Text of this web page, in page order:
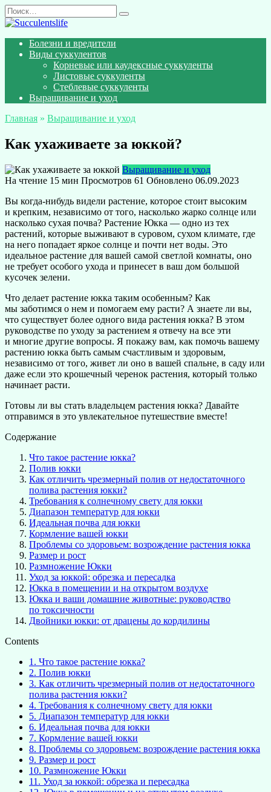
Перейти
к
Search
for:
Болезни и вредители
Виды суккулентов
Корневые или каудексные суккуленты
Листовые суккуленты
Стеблевые суккуленты
Выращивание и уход
Главная » Выращивание и уход
Как ухаживаете за юккой?
Выращивание и уход
На чтение 15 мин Просмотров 61 Обновлено 06.09.2023
Вы когда-нибудь видели растение, которое стоит высоким
и крепким, независимо от того, насколько жарко солнце или
насколько сухая почва? Растение Юкка — одно из тех
растений, которые выживают в суровом, сухом климате, где
на него попадает яркое солнце и почти нет воды. Это
идеальное растение для вашей самой светлой комнаты, оно
не требует особого ухода и принесет в ваш дом большой
кусочек зелени.
Что делает растение юкка таким особенным? Как
мы заботимся о нем и помогаем ему расти? А знаете ли вы,
что существует более одного вида растения юкка? В этом
руководстве по уходу за растением я отвечу на все эти
и многие другие вопросы. Я покажу вам, как помочь вашему
растению юкка быть самым счастливым и здоровым,
независимо от того, живет ли оно в вашей спальне, в саду или
даже если это крошечный черенок растения, который только
начинает расти.
Готовы ли вы стать владельцем растения юкка? Давайте
отправимся в это увлекательное путешествие вместе!
Содержание
Что такое растение юкка?
Полив юкки
Как отличить чрезмерный полив от недостаточного
полива растения юкки?
Требования к солнечному свету для юкки
Диапазон температур для юкки
Идеальная почва для юкки
Кормление вашей юкки
Проблемы со здоровьем: возрождение растения юкка
Размер и рост
Размножение Юкки
Уход за юккой: обрезка и пересадка
Юкка в помещении и на открытом воздухе
Юкка и ваши домашние животные: руководство
по токсичности
Двойники юкки: от драцены до кордилины
Contents
1. Что такое растение юкка?
2. Полив юкки
3. Как отличить чрезмерный полив от недостаточного
полива растения юкки?
4. Требования к солнечному свету для юкки
5. Диапазон температур для юкки
6. Идеальная почва для юкки
7. Кормление вашей юкки
8. Проблемы со здоровьем: возрождение растения юкка
9. Размер и рост
10. Размножение Юкки
11. Уход за юккой: обрезка и пересадка